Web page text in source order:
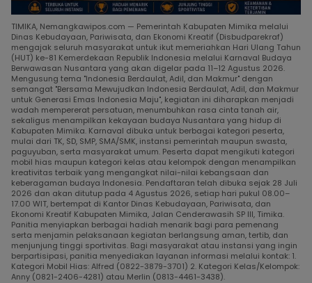
TIMIKA, Nemangkawipos.com — Pemerintah Kabupaten Mimika melalui
Dinas Kebudayaan, Pariwisata, dan Ekonomi Kreatif (Disbudparekraf)
mengajak seluruh masyarakat untuk ikut memeriahkan Hari Ulang Tahun
(HUT) ke-81 Kemerdekaan Republik Indonesia melalui Karnaval Budaya
Berwawasan Nusantara yang akan digelar pada 11–12 Agustus 2026.
Mengusung tema "Indonesia Berdaulat, Adil, dan Makmur" dengan
semangat "Bersama Mewujudkan Indonesia Berdaulat, Adil, dan Makmur
untuk Generasi Emas Indonesia Maju", kegiatan ini diharapkan menjadi
wadah mempererat persatuan, menumbuhkan rasa cinta tanah air,
sekaligus menampilkan kekayaan budaya Nusantara yang hidup di
Kabupaten Mimika. Karnaval dibuka untuk berbagai kategori peserta,
mulai dari TK, SD, SMP, SMA/SMK, instansi pemerintah maupun swasta,
paguyuban, serta masyarakat umum. Peserta dapat mengikuti kategori
mobil hias maupun kategori kelas atau kelompok dengan menampilkan
kreativitas terbaik yang mengangkat nilai-nilai kebangsaan dan
keberagaman budaya Indonesia. Pendaftaran telah dibuka sejak 28 Juli
2026 dan akan ditutup pada 4 Agustus 2026, setiap hari pukul 08.00–
17.00 WIT, bertempat di Kantor Dinas Kebudayaan, Pariwisata, dan
Ekonomi Kreatif Kabupaten Mimika, Jalan Cenderawasih SP III, Timika.
Panitia menyiapkan berbagai hadiah menarik bagi para pemenang
serta menjamin pelaksanaan kegiatan berlangsung aman, tertib, dan
menjunjung tinggi sportivitas. Bagi masyarakat atau instansi yang ingin
berpartisipasi, panitia menyediakan layanan informasi melalui kontak: 1.
Kategori Mobil Hias: Alfred (0822-3879-3701) 2. Kategori Kelas/Kelompok:
Anny (0821-2406-4281) atau Merlin (0813-4461-3438).